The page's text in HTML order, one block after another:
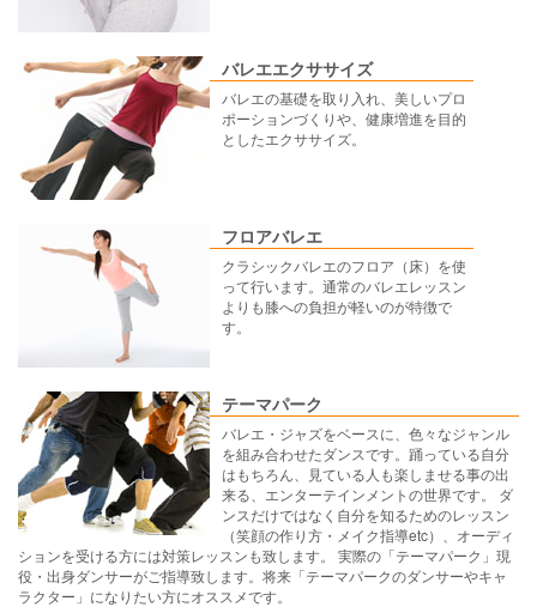
バレエエクササイズ
バレエの基礎を取り入れ、美しいプロ
ポーションづくりや、健康増進を目的
としたエクササイズ。
フロアバレエ
クラシックバレエのフロア（床）を使
って行います。通常のバレエレッスン
よりも膝への負担が軽いのが特徴で
す。
テーマパーク
バレエ・ジャズをベースに、色々なジャンル
を組み合わせたダンスです。踊っている自分
はもちろん、見ている人も楽しませる事の出
来る、エンターテインメントの世界です。 ダ
ンスだけではなく自分を知るためのレッスン
（笑顔の作り方・メイク指導etc）、オーディ
ションを受ける方には対策レッスンも致します。 実際の「テーマパーク」現
役・出身ダンサーがご指導致します。将来「テーマパークのダンサーやキャ
ラクター」になりたい方にオススメです。